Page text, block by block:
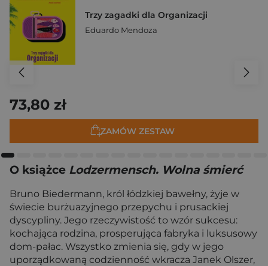
Trzy zagadki dla Organizacji
Eduardo Mendoza
73,80 zł
ZAMÓW ZESTAW
O książce Lodzermensch. Wolna śmierć
Bruno Biedermann, król łódzkiej bawełny, żyje w
świecie burżuazyjnego przepychu i prusackiej
dyscypliny. Jego rzeczywistość to wzór sukcesu:
kochająca rodzina, prosperująca fabryka i luksusowy
dom-pałac. Wszystko zmienia się, gdy w jego
uporządkowaną codzienność wkracza Janek Olszer,